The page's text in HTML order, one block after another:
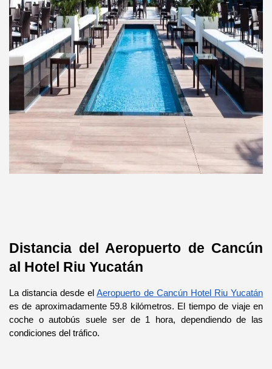
Distancia del Aeropuerto de Cancún
al Hotel Riu Yucatán
La distancia desde el Aeropuerto de Cancún Hotel Riu Yucatán
es de aproximadamente 59.8 kilómetros. El tiempo de viaje en
coche o autobús suele ser de 1 hora, dependiendo de las
condiciones del tráfico.